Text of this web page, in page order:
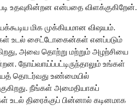
உதவுகின்றன என்பதை விளக்குகிறேன்.
மிக முக்கியமான விஷயம்.
உடல் சைட்டோகைன்கள் எனப்படும்
அவை தொற்று மற்றும் அழற்சியை
நோய்வாய்ப்பட்டிருந்தாலும் உங்கள்
தொடர்வது உண்மையில்
நீங்கள் அமைதியாகப்
உடல் திரைக்குப் பின்னால் கடினமாக